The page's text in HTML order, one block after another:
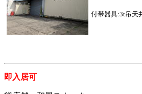
付帯器具:3t吊天
即入居可